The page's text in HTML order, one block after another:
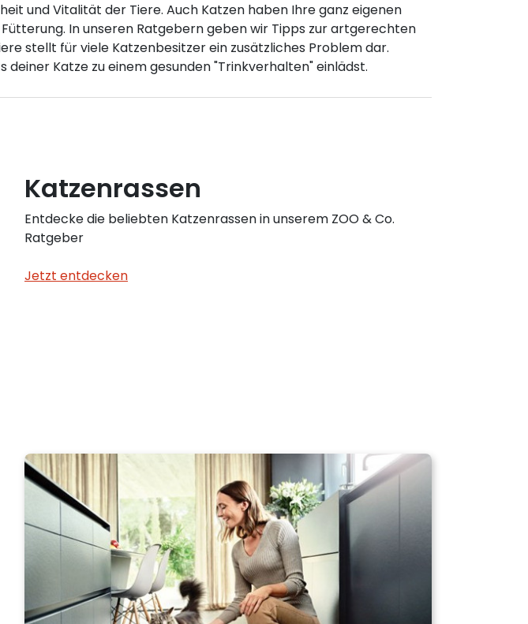
und Vitalität der Tiere. Auch Katzen haben Ihre ganz eigenen
In unseren Ratgebern geben wir Tipps zur artgerechten
stellt für viele Katzenbesitzer ein zusätzliches Problem dar.
Katze zu einem gesunden "Trinkverhalten" einlädst.
Katzenrassen
Entdecke die beliebten Katzenrassen in unserem ZOO & Co.
Ratgeber
Jetzt entdecken